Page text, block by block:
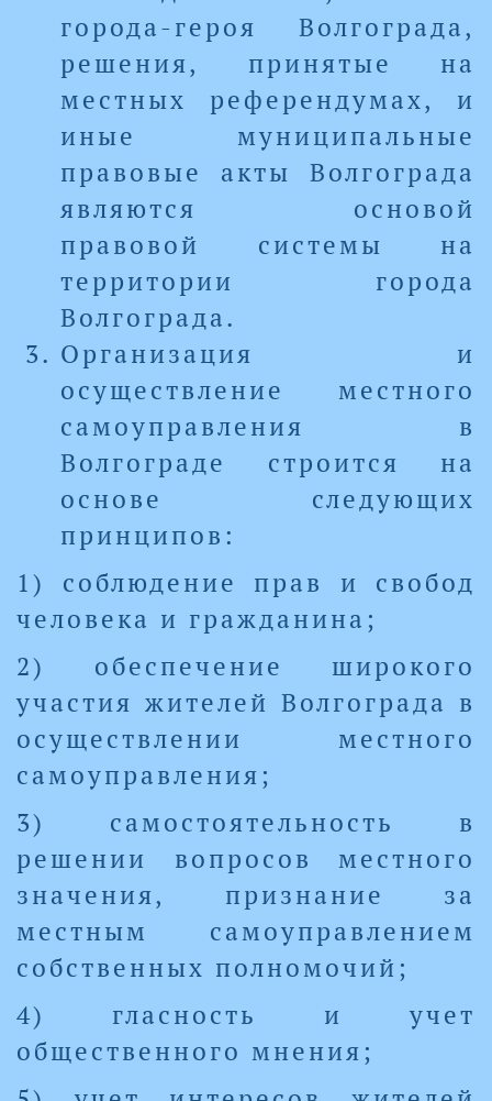
города-героя Волгограда,
решения, принятые на
местных референдумах, и
иные муниципальные
правовые акты Волгограда
являются основой
правовой системы на
территории города
Волгограда.
Организация и
осуществление местного
самоуправления в
Волгограде строится на
основе следующих
принципов:
1) соблюдение прав и свобод
человека и гражданина;
2) обеспечение широкого
участия жителей Волгограда в
осуществлении местного
самоуправления;
3) самостоятельность в
решении вопросов местного
значения, признание за
местным самоуправлением
собственных полномочий;
4) гласность и учет
общественного мнения;